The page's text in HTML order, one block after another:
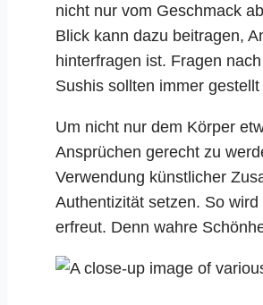
nicht nur vom Geschmack
Blick kann dazu beitragen,
hinterfragen ist. Fragen
Sushis sollten immer
Um nicht nur dem Körper
Ansprüchen gerecht zu
Verwendung künstlicher
Authentizität setzen. So
erfreut. Denn wahre